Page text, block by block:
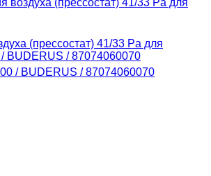
(прессостат) 41/33 Pa для
BUDERUS / 87074060070